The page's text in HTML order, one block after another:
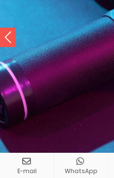
E-mail WhatsApp